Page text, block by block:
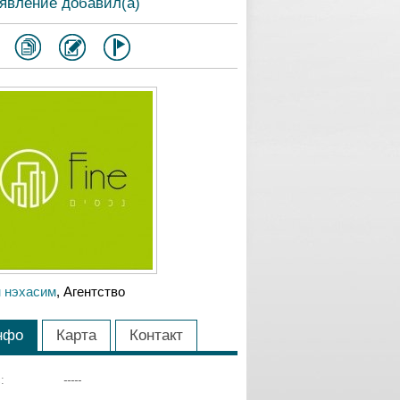
нэхасим, Агентство
Карта Контакт
-----